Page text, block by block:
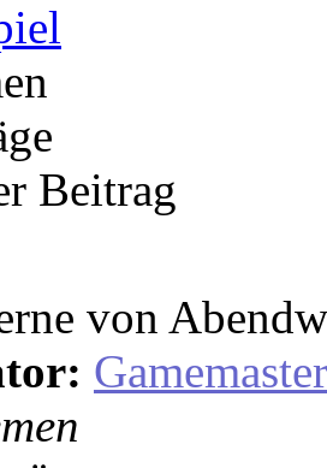
Beitrag
von
Gamemaster